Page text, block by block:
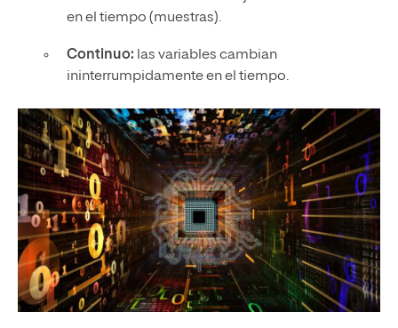
en el tiempo (muestras).
Continuo: las variables cambian
ininterrumpidamente en el tiempo.